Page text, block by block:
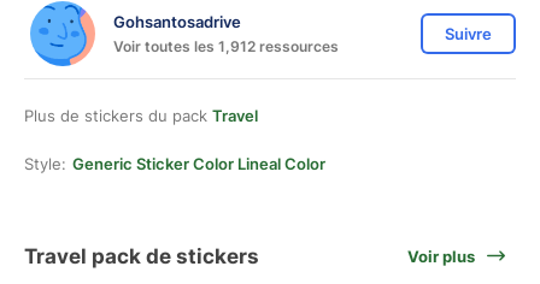
Gohsantosadrive
Voir toutes les 1,912 ressources
Suivre
Plus de stickers du pack Travel
Style: Generic Sticker Color Lineal Color
Travel pack de stickers Voir plus